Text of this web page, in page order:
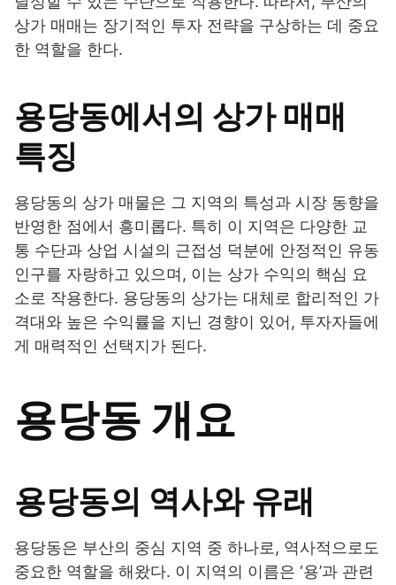
상가 매매는 장기적인 투자 전략을 구상하는 데 중요
한 역할을 한다.
용당동에서의 상가 매매
특징
용당동의 상가 매물은 그 지역의 특성과 시장 동향을
반영한 점에서 흥미롭다. 특히 이 지역은 다양한 교
통 수단과 상업 시설의 근접성 덕분에 안정적인 유동
인구를 자랑하고 있으며, 이는 상가 수익의 핵심 요
소로 작용한다. 용당동의 상가는 대체로 합리적인 가
격대와 높은 수익률을 지닌 경향이 있어, 투자자들에
게 매력적인 선택지가 된다.
용당동 개요
용당동의 역사와 유래
용당동은 부산의 중심 지역 중 하나로, 역사적으로도
중요한 역할을 해왔다. 이 지역의 이름은 ‘용’과 관련